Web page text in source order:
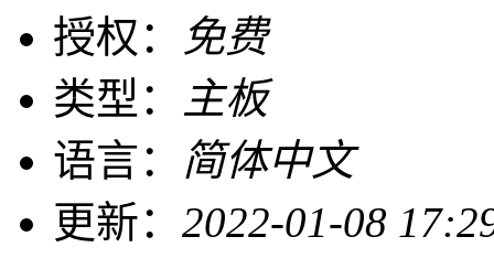
授权：
免费
类型：
主板
语言： 简体中文
更新： 2022-01-08